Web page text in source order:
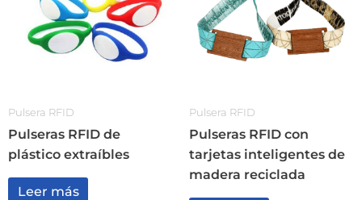
Pulsera RFID
Pulseras RFID de
plástico extraíbles
Leer más
Pulsera RFID
Pulseras RFID con
tarjetas inteligentes de
madera reciclada